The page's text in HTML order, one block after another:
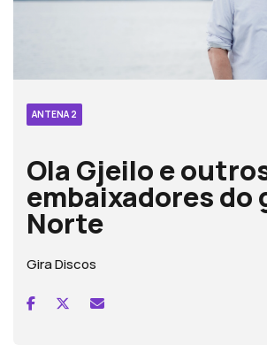
ANTENA 2
Ola Gjeilo e
embaixadores do
Norte
Gira Discos